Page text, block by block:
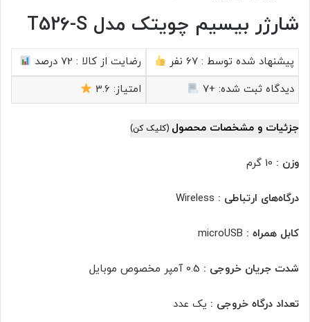
شارژر بیسیم چویتک مدل T526-S
پیشنهاد شده توسط : 67 نفر رضایت از کالا : 72 درصد
دیدگاه ثبت شده: +7 امتیاز: 3.6
جزئیات و مشخصات محصول (کلیک کن)
وزن :
درگاه‌های ارتباطی :
کابل همراه :
شدت جریان خروجی :
تعداد درگاه خروجی : یک عدد